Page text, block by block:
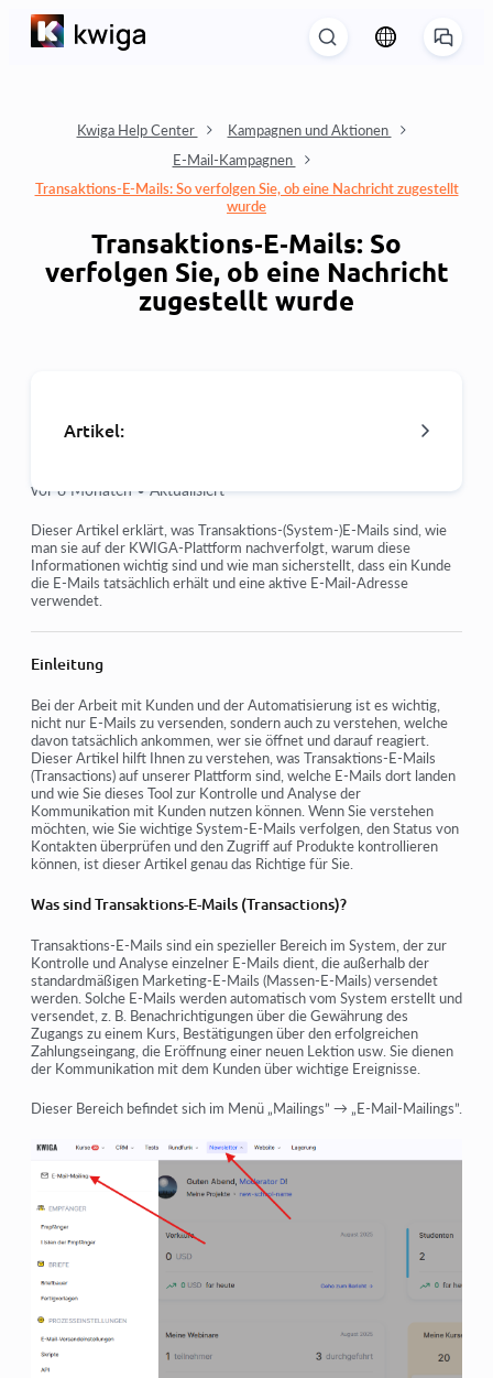
Kwiga Help Center
Kampagnen und Aktionen
E-Mail-Kampagnen
Transaktions‑E‑Mails: So verfolgen Sie, ob eine Nachricht zugestellt
wurde
Transaktions‑E‑Mails: So
verfolgen Sie, ob eine Nachricht
zugestellt wurde
Artikel:
Wie man eine E-Mail-Marketing-Kampagne erstellt
Wie man ein Publikum segmentiert und eine Mailingliste
nach Segmenten startet
hinzufügt
Wie man eine E-Mail für den ersten Tag des Kurses plant
Mailing mit einem Link zur Zoom-Lektion
Wie man ein Video in eine E-Mail einfügt
Transaktions‑E‑Mails: So verfolgen Sie, ob eine Nachricht
vor 8 Monaten • Aktualisiert
Dieser Artikel erklärt, was Transaktions‑(System‑)E‑Mails sind, wie
man sie auf der KWIGA-Plattform nachverfolgt, warum diese
Informationen wichtig sind und wie man sicherstellt, dass ein Kunde
die E‑Mails tatsächlich erhält und eine aktive E‑Mail-Adresse
verwendet.
Einleitung
Bei der Arbeit mit Kunden und der Automatisierung ist es wichtig,
nicht nur E-Mails zu versenden, sondern auch zu verstehen, welche
davon tatsächlich ankommen, wer sie öffnet und darauf reagiert.
Dieser Artikel hilft Ihnen zu verstehen, was Transaktions-E-Mails
(Transactions) auf unserer Plattform sind, welche E-Mails dort landen
und wie Sie dieses Tool zur Kontrolle und Analyse der
Kommunikation mit Kunden nutzen können. Wenn Sie verstehen
möchten, wie Sie wichtige System-E-Mails verfolgen, den Status von
Kontakten überprüfen und den Zugriff auf Produkte kontrollieren
können, ist dieser Artikel genau das Richtige für Sie.
Was sind Transaktions-E-Mails (Transactions)?
Transaktions-E-Mails sind ein spezieller Bereich im System, der zur
Kontrolle und Analyse einzelner E-Mails dient, die außerhalb der
standardmäßigen Marketing-E-Mails (Massen-E-Mails) versendet
werden. Solche E-Mails werden automatisch vom System erstellt und
versendet, z. B. Benachrichtigungen über die Gewährung des
Zugangs zu einem Kurs, Bestätigungen über den erfolgreichen
Zahlungseingang, die Eröffnung einer neuen Lektion usw. Sie dienen
der Kommunikation mit dem Kunden über wichtige Ereignisse.
Dieser Bereich befindet sich im Menü „Mailings” → „E-Mail-Mailings”